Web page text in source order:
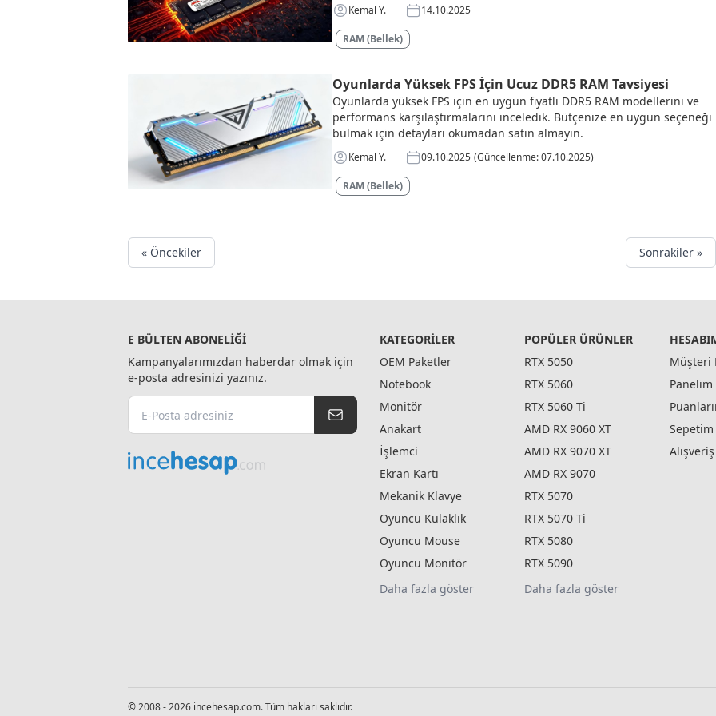
Kemal Y. 14.10.2025
RAM (Bellek)
Oyunlarda Yüksek FPS İçin Ucuz DDR5 RAM Tavsiyesi
Oyunlarda yüksek FPS için en uygun fiyatlı DDR5 RAM modellerini ve
performans karşılaştırmalarını inceledik. Bütçenize en uygun seçeneği
bulmak için detayları okumadan satın almayın.
Kemal Y. 09.10.2025 (Güncellenme: 07.10.2025)
RAM (Bellek)
« Öncekiler Sonrakiler »
E BÜLTEN ABONELIĞI
Kampanyalarımızdan haberdar olmak için
e-posta adresinizi yazınız.
KATEGORILER
OEM Paketler
Notebook
Monitör
Anakart
İşlemci
Ekran Kartı
Mekanik Klavye
Oyuncu Kulaklık
Oyuncu Mouse
Oyuncu Monitör
Daha fazla göster
POPÜLER ÜRÜNLER
RTX 5050
RTX 5060
RTX 5060 Ti
AMD RX 9060 XT
AMD RX 9070 XT
AMD RX 9070
RTX 5070
RTX 5070 Ti
RTX 5080
RTX 5090
Daha fazla göster
Müşteri
Panelim
Sepetim
© 2008 - 2026 incehesap.com. Tüm hakları saklıdır.